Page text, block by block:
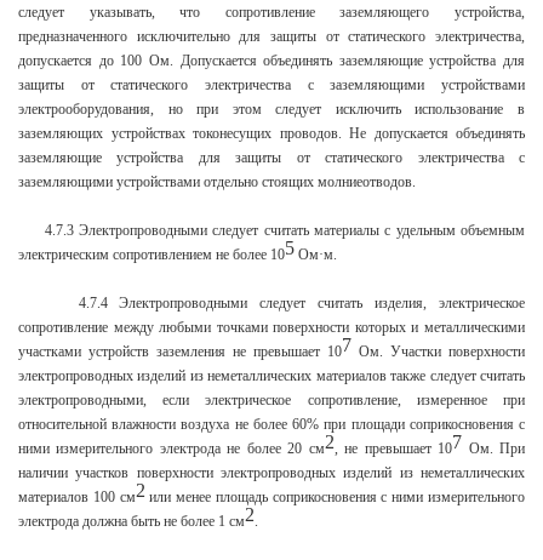
следует указывать, что сопротивление заземляющего устройства,
предназначенного исключительно для защиты от статического электричества,
допускается до 100 Ом. Допускается объединять заземляющие устройства для
защиты от статического электричества с заземляющими устройствами
электрооборудования, но при этом следует исключить использование в
заземляющих устройствах токонесущих проводов. Не допускается объединять
заземляющие устройства для защиты от статического электричества с
заземляющими устройствами отдельно стоящих молниеотводов.
4.7.3 Электропроводными следует считать материалы с удельным объемным
электрическим сопротивлением не более 105 Ом·м.
4.7.4 Электропроводными следует считать изделия, электрическое
сопротивление между любыми точками поверхности которых и металлическими
участками устройств заземления не превышает 107 Ом. Участки поверхности
электропроводных изделий из неметаллических материалов также следует считать
электропроводными, если электрическое сопротивление, измеренное при
относительной влажности воздуха не более 60% при площади соприкосновения с
ними измерительного электрода не более 20 см2, не превышает 107 Ом. При
наличии участков поверхности электропроводных изделий из неметаллических
материалов 100 см2или менее площадь соприкосновения с ними измерительного
электрода должна быть не более 1 см2.